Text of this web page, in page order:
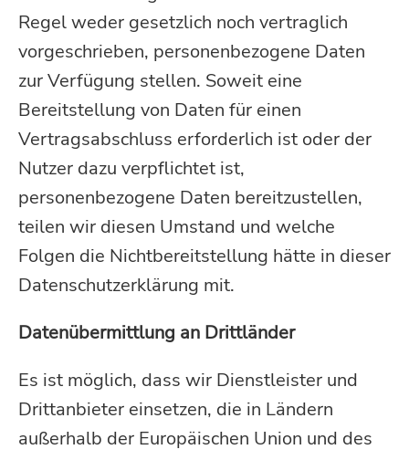
Regel weder gesetzlich noch vertraglich
vorgeschrieben, personenbezogene Daten
zur Verfügung stellen. Soweit eine
Bereitstellung von Daten für einen
Vertragsabschluss erforderlich ist oder der
Nutzer dazu verpflichtet ist,
personenbezogene Daten bereitzustellen,
teilen wir diesen Umstand und welche
Folgen die Nichtbereitstellung hätte in dieser
Datenschutzerklärung mit.
Datenübermittlung an Drittländer
Es ist möglich, dass wir Dienstleister und
Drittanbieter einsetzen, die in Ländern
außerhalb der Europäischen Union und des